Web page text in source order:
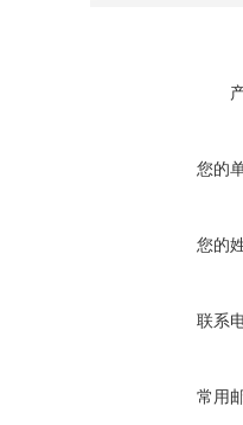
您的
您的
联系
常用